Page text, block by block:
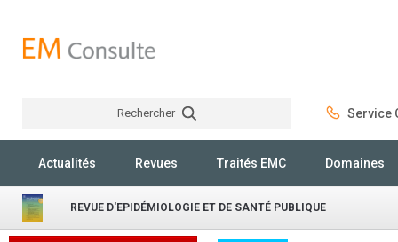
Rechercher Service
Actualités Revues Traités EMC Domaines
REVUE D'EPIDÉMIOLOGIE ET DE SANTÉ PUBLIQUE